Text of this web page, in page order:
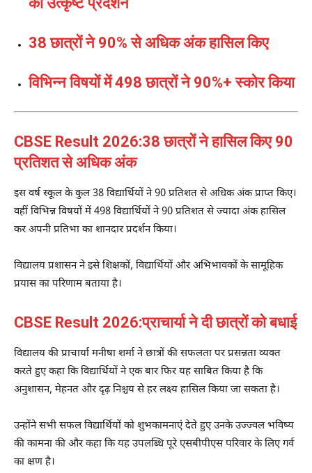
38 छात्रों ने 90% से अधिक अंक हासिल किए
विभिन्न विषयों में 498 छात्रों ने 90%+ स्कोर किया
CBSE Result 2026:38 छात्रों ने हासिल किए 90
प्रतिशत से अधिक अंक
इस वर्ष स्कूल के कुल 38 विद्यार्थियों ने 90 प्रतिशत से अधिक अंक प्राप्त किए।
वहीं विभिन्न विषयों में 498 विद्यार्थियों ने 90 प्रतिशत से ज्यादा अंक हासिल
कर अपनी प्रतिभा का शानदार प्रदर्शन किया।
विद्यालय प्रशासन ने इसे शिक्षकों, विद्यार्थियों और अभिभावकों के सामूहिक
प्रयास का परिणाम बताया है।
CBSE Result 2026:प्राचार्या ने दी छात्रों को बधाई
विद्यालय की प्राचार्या मनीषा शर्मा ने छात्रों की सफलता पर प्रसन्नता व्यक्त
करते हुए कहा कि विद्यार्थियों ने एक बार फिर यह साबित किया है कि
अनुशासन, मेहनत और दृढ़ निश्चय से हर लक्ष्य हासिल किया जा सकता है।
उन्होंने सभी सफल विद्यार्थियों को शुभकामनाएं देते हुए उनके उज्ज्वल भविष्य
की कामना की और कहा कि यह उपलब्धि पूरे एसबीपीएस परिवार के लिए गर्व
का क्षण है।